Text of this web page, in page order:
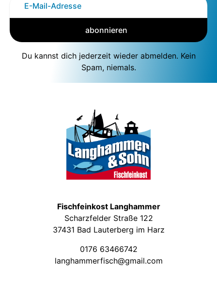
abonnieren
Du kannst dich jederzeit wieder abmelden. Kein
Spam, niemals.
Fischfeinkost Langhammer
Scharzfelder Straße 122
37431 Bad Lauterberg im Harz
0176 63466742
langhammerfisch@gmail.com